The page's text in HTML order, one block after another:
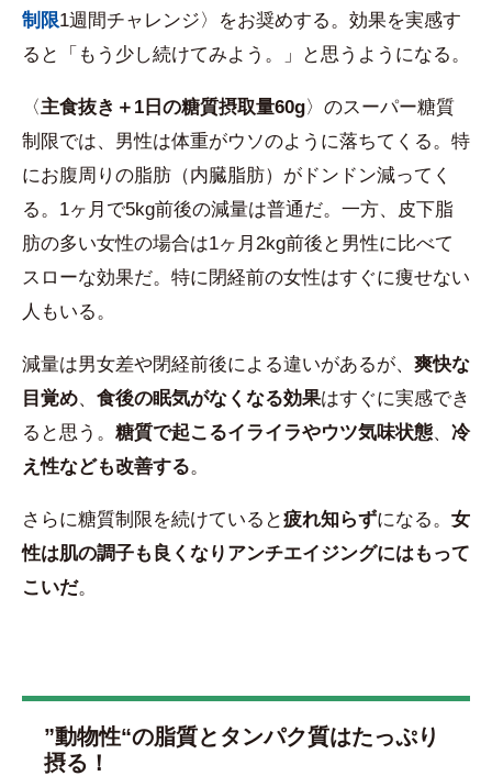
制限1週間チャレンジ〉をお奨めする。効果を実感す
ると「もう少し続けてみよう。」と思うようになる。
〈主食抜き＋1日の糖質摂取量60g〉のスーパー糖質
制限では、男性は体重がウソのように落ちてくる。特
にお腹周りの脂肪（内臓脂肪）がドンドン減ってく
る。1ヶ月で5kg前後の減量は普通だ。一方、皮下脂
肪の多い女性の場合は1ヶ月2kg前後と男性に比べて
スローな効果だ。特に閉経前の女性はすぐに痩せない
人もいる。
減量は男女差や閉経前後による違いがあるが、 爽快な
目覚め、 食後の眠気がなくなる効果はすぐに実感でき
ると思う。 糖質で起こるイライラやウツ気味状態、 冷
え性なども改善する。
さらに糖質制限を続けていると疲れ知らずになる。 女
性は肌の調子も良くなりアンチエイジングにはもって
こいだ。
”動物性“の脂質とタンパク質はたっぷり
摂る！